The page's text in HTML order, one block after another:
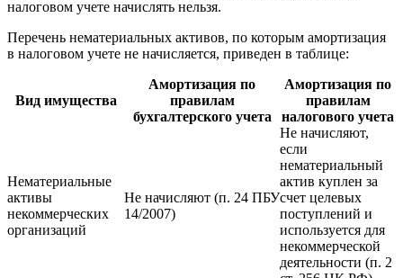
налоговом учете начислять нельзя.
Перечень нематериальных активов, по которым амортизация
в налоговом учете не начисляется, приведен в таблице:
Вид имущества
Амортизация по
правилам
бухгалтерского учета
Амортизация по
правилам
налогового учета
Нематериальные
активы
некоммерческих
организаций
Не начисляют (п. 24 ПБУ
14/2007)
Не начисляют,
если
нематериальный
актив куплен за
счет целевых
поступлений и
используется для
некоммерческой
деятельности (п. 2